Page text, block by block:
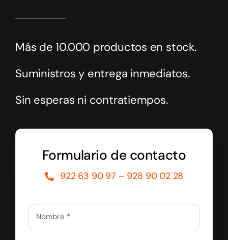
Más de 10.000 productos en stock.
Suministros y entrega inmediatos.
Sin esperas ni contratiempos.
Formulario de contacto
922 63 90 97 – 928 90 02 28